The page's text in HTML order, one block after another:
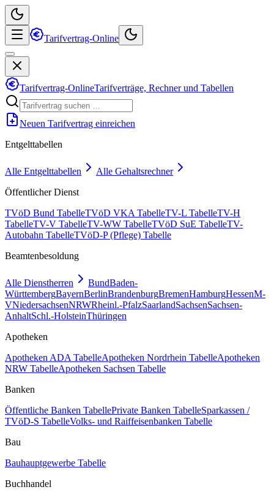
Tarifvertrag-Online
Tarifvertrag-OnlineTarifverträge, Rechner und Tabellen
Neuen Tarifvertrag einreichen
Entgelttabellen
Alle Entgelttabellen
Alle Gehaltsrechner
Öffentlicher Dienst
TVöD Bund TabelleTVöD VKA TabelleTV-L TabelleTV-H
TabelleTV-V TabelleTV-WW TabelleTVöD SuE TabelleTV-
Autobahn TabelleTVöD-P (Pflege) Tabelle
Beamtenbesoldung
Alle Dienstherren BundBaden-
WürttembergBayernBerlinBrandenburgBremenHamburgHessenM-
VNiedersachsenNRWRheinl.-PfalzSaarlandSachsenSachsen-
AnhaltSchl.-HolsteinThüringen
Apotheken
Apotheken ADA TabelleApotheken Nordrhein TabelleApotheken
NRW TabelleApotheken Sachsen Tabelle
Banken
Öffentliche Banken TabellePrivate Banken TabelleSparkassen /
TVöD-S TabelleVolks- und Raiffeisenbanken Tabelle
Bau
Bauhauptgewerbe Tabelle
Buchhandel